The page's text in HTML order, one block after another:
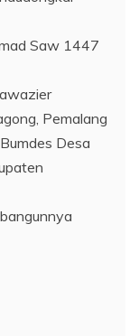
Saw 1447
Pemalang
Desa